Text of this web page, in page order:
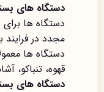
دستگاه های
دستگاه ها
مجدد در
دستگاه ها
قهوه، تنباکو،
دستگاه های